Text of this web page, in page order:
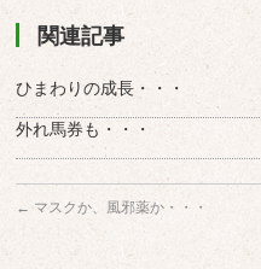
関連記事
ひまわりの成長・・・
外れ馬券も・・・
← マスクか、風邪薬か・・・